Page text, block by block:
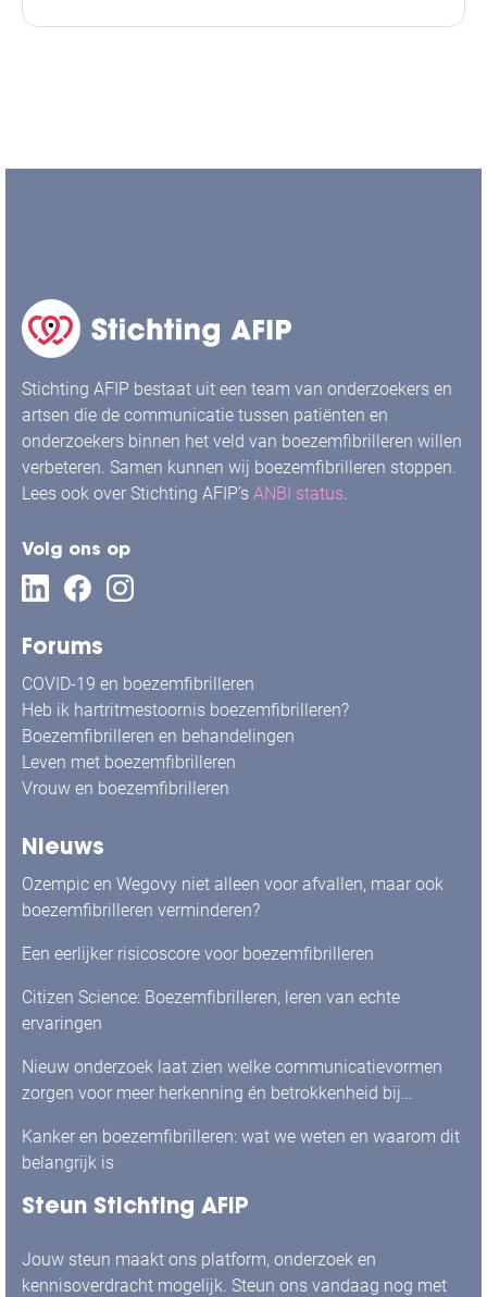
Stichting AFIP bestaat uit een team van onderzoekers en
artsen die de communicatie tussen patiënten en
onderzoekers binnen het veld van boezemfibrilleren willen
verbeteren. Samen kunnen wij boezemfibrilleren stoppen.
Lees ook over Stichting AFIP’s ANBI status.
Volg ons op
Forums
COVID-19 en boezemfibrilleren
Heb ik hartritmestoornis boezemfibrilleren?
Boezemfibrilleren en behandelingen
Leven met boezemfibrilleren
Vrouw en boezemfibrilleren
Nieuws
Ozempic en Wegovy niet alleen voor afvallen, maar ook
boezemfibrilleren verminderen?
Een eerlijker risicoscore voor boezemfibrilleren
Citizen Science: Boezemfibrilleren, leren van echte
ervaringen
Nieuw onderzoek laat zien welke communicatievormen
zorgen voor meer herkenning én betrokkenheid bij
Kanker en boezemfibrilleren: wat we weten en waarom dit
belangrijk is
Steun Stichting AFIP
Jouw steun maakt ons platform, onderzoek en
kennisoverdracht mogelijk. Steun ons vandaag nog met